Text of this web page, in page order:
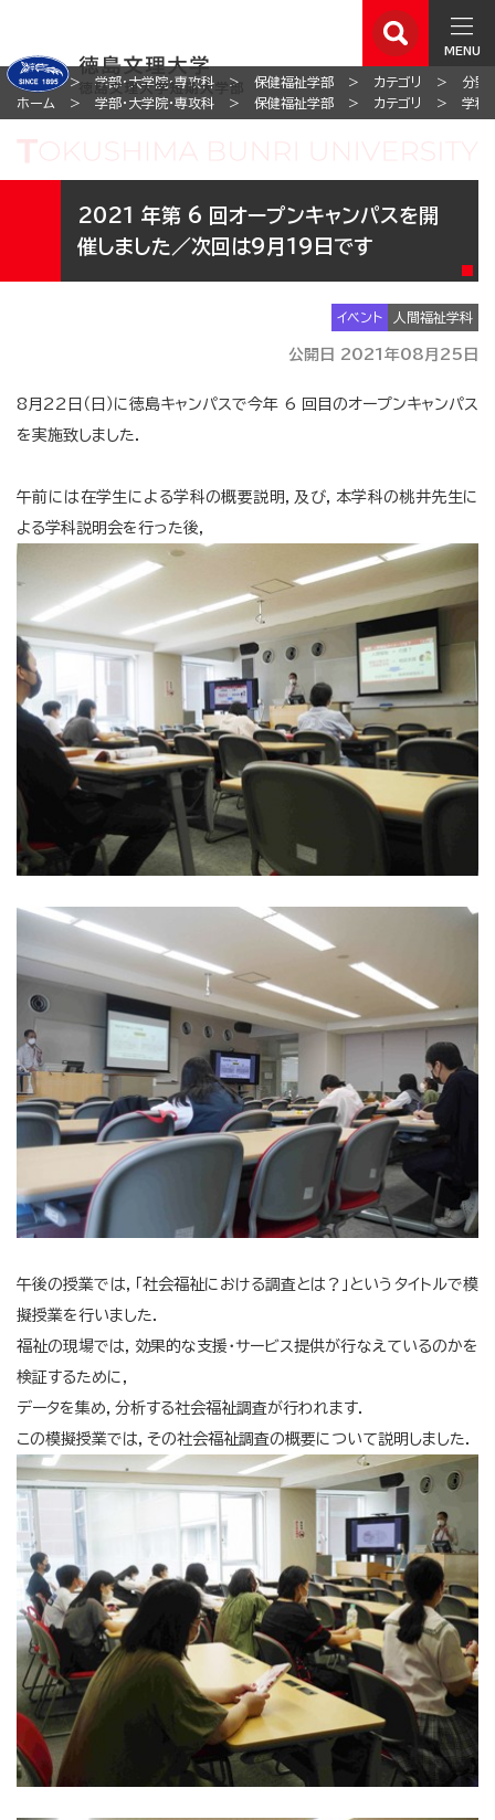
MENU
ホーム 学部・大学院・専攻科 保健福祉学部 カテゴリ
分野
ホーム
学部・大学院・専攻科 保健福祉学部 カテゴリ 学科
2021 年第 6 回オープンキャンパスを開
催しました／次回は9月19日です
イベント 人間福祉学科
公開日 2021年08月25日
8月22日（日）に徳島キャンパスで今年 6 回目のオープンキャンパス
を実施致しました．
午前には在学生による学科の概要説明，及び，本学科の桃井先生に
よる学科説明会を行った後，
午後の授業では，「社会福祉における調査とは？」というタイトルで模
擬授業を行いました．
福祉の現場では，効果的な支援・サービス提供が行なえているのかを
検証するために，
データを集め，分析する社会福祉調査が行われます．
この模擬授業では，その社会福祉調査の概要について説明しました．